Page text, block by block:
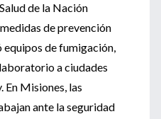
de la Nación
de prevención
equipos de fumigación,
a ciudades
En Misiones, las
ante la seguridad